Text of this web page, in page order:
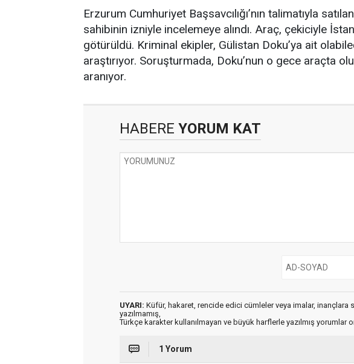
Erzurum Cumhuriyet Başsavcılığı’nın talimatıyla
sahibinin izniyle incelemeye alındı. Araç, çekiciyle
götürüldü. Kriminal ekipler, Gülistan Doku’ya ait
araştırıyor. Soruşturmada, Doku’nun o gece araçta
aranıyor.
HABERE YORUM KAT
UYARI: Küfür, hakaret, rencide edici cümleler veya imalar, inançlara
yazılmamış,
Türkçe karakter kullanılmayan ve büyük harflerle yazılmış yorumlar
1 Yorum